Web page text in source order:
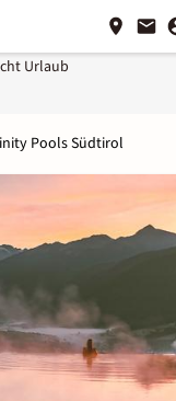
derREWE Group
Pools Südtirol